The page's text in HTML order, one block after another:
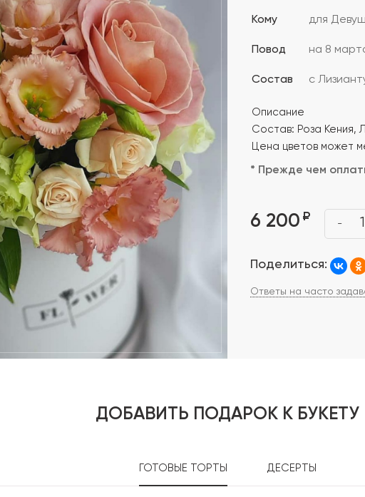
Кому для
Повод на 8
Состав с
Описание
Состав: Роза Кения,
Цена цветов может
* Прежде чем
6 200 ₽
- 1
Поделиться:
Ответы на часто
ДОБАВИТЬ ПОДАРОК К БУКЕТУ
ГОТОВЫЕ ТОРТЫ ДЕСЕРТЫ